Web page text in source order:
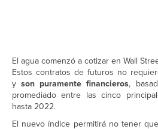
El agua comenzó a cotizar en Wall
Estos contratos de futuros no
yson puramente financieros,
promediado entre las cinco
hasta 2022.
El nuevo índice permitirá no tener